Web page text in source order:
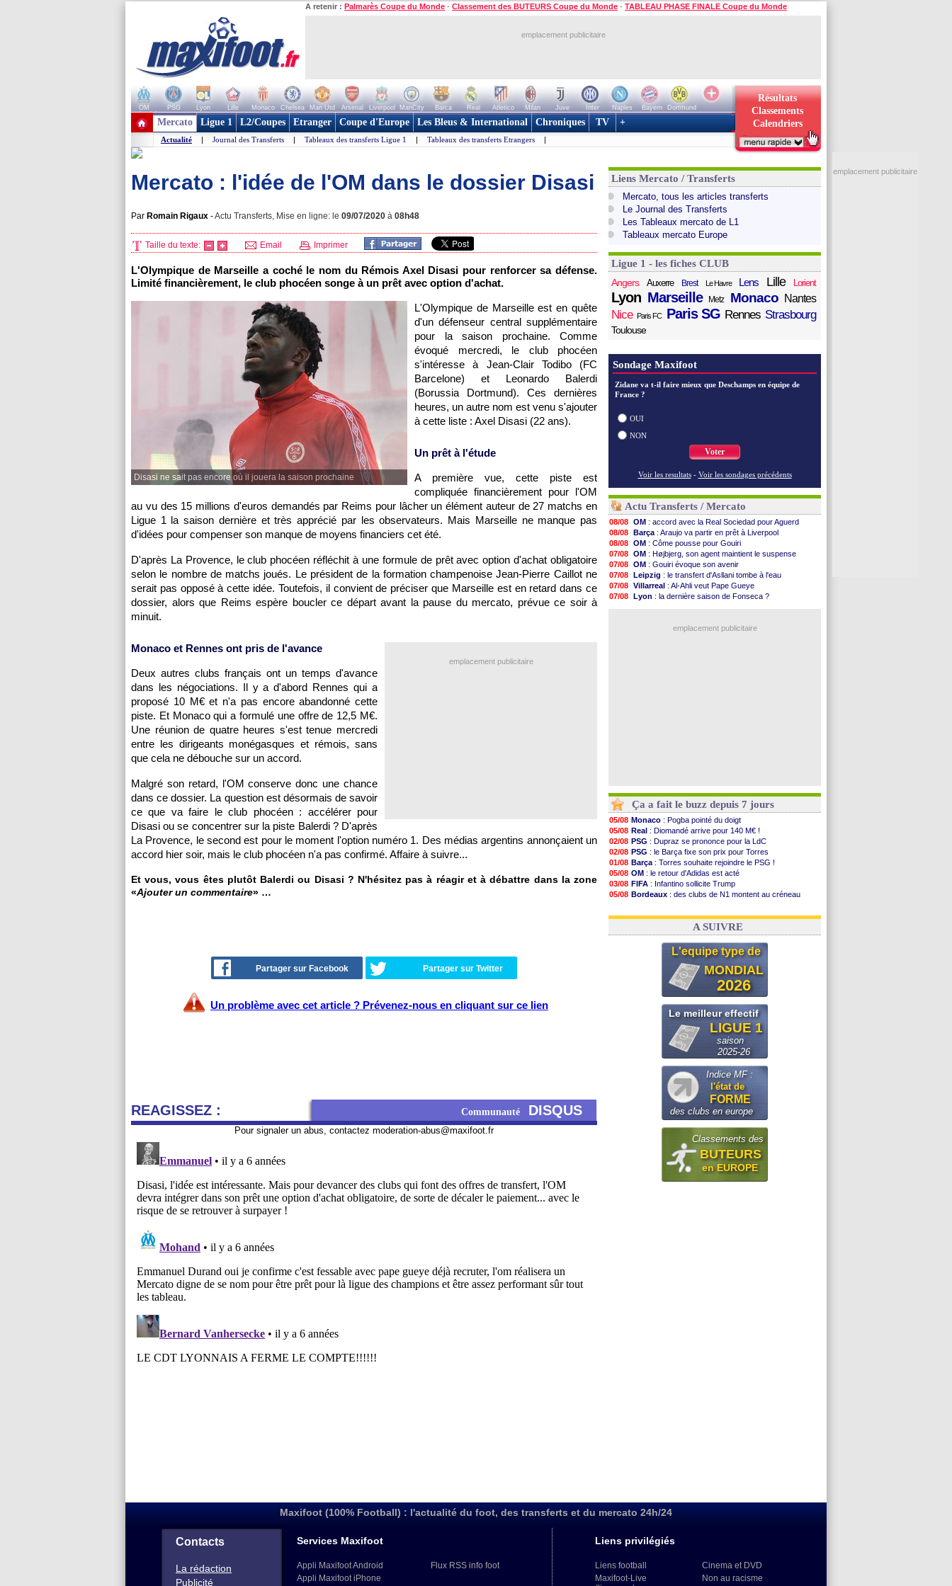
A retenir : Palmarès Coupe du Monde - Classement des BUTEURS Coupe du Monde - TABLEAU PHASE FINALE Coupe du Monde
emplacement publicitaire
OM PSG Lyon Lille Monaco Chelsea Man Utd Arsenal Liverpool ManCity Barca Real Atletico Milan Juve Inter Naples Bayern
Dortmund
+ de clubs
Résultats
Classements
Calendriers
Mercato Ligue 1 L2/Coupes Etranger Coupe d'Europe Les Bleus & International Chroniques TV +
Actualité | Journal des Transferts | Tableaux des transferts Ligue 1 | Tableaux des transferts Etrangers |
Mercato : l'idée de l'OM dans le dossier Disasi
Par Romain Rigaux -Actu Transferts, Mise en ligne: le 09/07/2020 à 08h48
Taille du texte: Email Imprimer
L'Olympique de Marseille a coché le nom du Rémois Axel Disasi pour renforcer sa défense.
Limité financièrement, le club phocéen songe à un prêt avec option d'achat.
Disasi ne sait pas encore où il jouera la saison prochaine
L'Olympique de Marseille est en quête
d'un défenseur central supplémentaire
pour la saison prochaine. Comme
évoqué mercredi, le club phocéen
s'intéresse à Jean-Clair Todibo (FC
Barcelone) et Leonardo Balerdi
(Borussia Dortmund). Ces dernières
heures, un autre nom est venu s'ajouter
à cette liste : Axel Disasi (22 ans).
Un prêt à l'étude
A première vue, cette piste est
compliquée financièrement pour l'OM
au vu des 15 millions d'euros demandés par Reims pour lâcher un élément auteur de 27 matchs en
Ligue 1 la saison dernière et très apprécié par les observateurs. Mais Marseille ne manque pas
d'idées pour compenser son manque de moyens financiers cet été.
D'après La Provence, le club phocéen réfléchit à une formule de prêt avec option d'achat obligatoire
selon le nombre de matchs joués. Le président de la formation champenoise Jean-Pierre Caillot ne
serait pas opposé à cette idée. Toutefois, il convient de préciser que Marseille est en retard dans ce
dossier, alors que Reims espère boucler ce départ avant la pause du mercato, prévue ce soir à
minuit.
emplacement publicitaire
Monaco et Rennes ont pris de l'avance
Deux autres clubs français ont un temps d'avance
dans les négociations. Il y a d'abord Rennes qui a
proposé 10 M€ et n'a pas encore abandonné cette
piste. Et Monaco qui a formulé une offre de 12,5 M€.
Une réunion de quatre heures s'est tenue mercredi
entre les dirigeants monégasques et rémois, sans
que cela ne débouche sur un accord.
Malgré son retard, l'OM conserve donc une chance
dans ce dossier. La question est désormais de savoir
ce que va faire le club phocéen : accélérer pour
Disasi ou se concentrer sur la piste Balerdi ? D'après
La Provence, le second est pour le moment l'option numéro 1. Des médias argentins annonçaient un
accord hier soir, mais le club phocéen n'a pas confirmé. Affaire à suivre...
Et vous, vous êtes plutôt Balerdi ou Disasi ? N'hésitez pas à réagir et à débattre dans la zone
«Ajouter un commentaire» …
Partager sur Facebook Partager sur Twitter
Un problème avec cet article ? Prévenez-nous en cliquant sur ce lien
REAGISSEZ : Communauté DISQUS
Pour signaler un abus, contactez moderation-abus@maxifoot.fr
Liens Mercato / Transferts
Mercato, tous les articles transferts
Le Journal des Transferts
Les Tableaux mercato de L1
Tableaux mercato Europe
Ligue 1 - les fiches CLUB
Angers
Auxerre Brest Le Havre Lens Lille Lorient
Lyon Marseille Metz Monaco Nantes
Nice Paris FC Paris SG Rennes Strasbourg
Toulouse
Sondage Maxifoot
Zidane va t-il faire mieux que Deschamps en équipe de
France ?
OUI
NON
Voter
Voir les resultats - Voir les sondages précédents
Actu Transferts / Mercato
08/08 OM : accord avec la Real Sociedad pour Aguerd
08/08 Barça : Araujo va partir en prêt à Liverpool
08/08 OM : Côme pousse pour Gouiri
07/08 OM : Højbjerg, son agent maintient le suspense
07/08 OM : Gouiri évoque son avenir
07/08 Leipzig : le transfert d'Asllani tombe à l'eau
07/08 Villarreal : Al-Ahli veut Pape Gueye
07/08 Lyon : la dernière saison de Fonseca ?
: Kevin Carlos va partir en Italie
emplacement publicitaire
Ça a fait le buzz depuis 7 jours
05/08 Monaco : Pogba pointé du doigt
05/08 Real : Diomandé arrive pour 140 M€ !
02/08 PSG : Dupraz se prononce pour la LdC
02/08 PSG : le Barça fixe son prix pour Torres
01/08 Barça : Torres souhaite rejoindre le PSG !
05/08 OM : le retour d'Adidas est acté
03/08 FIFA : Infantino sollicite Trump
05/08 Bordeaux : des clubs de N1 montent au créneau
03/08 Real: le démenti de Leipzig pour Diomandé
A SUIVRE
L'equipe type de
MONDIAL
2026
Le meilleur effectif
LIGUE 1
saison
2025-26
Indice MF :
l'état de
FORME
des clubs en europe
Classements des
BUTEURS
en EUROPE
emplacement publicitaire
Maxifoot (100% Football) : l'actualité du foot, des transferts et du mercato 24h/24
Contacts
La rédaction
Publicité
Services Maxifoot
Appli Maxifoot Android
Appli Maxifoot iPhone
Flux RSS info foot
Liens privilégiés
Liens football
Maxifoot-Live
Cinema et DVD
Non au racisme